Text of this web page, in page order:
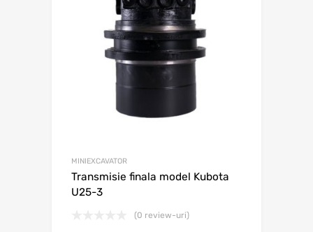
MINIEXCAVATOR
Transmisie finala model Kubota
U25-3
(0 review-uri)